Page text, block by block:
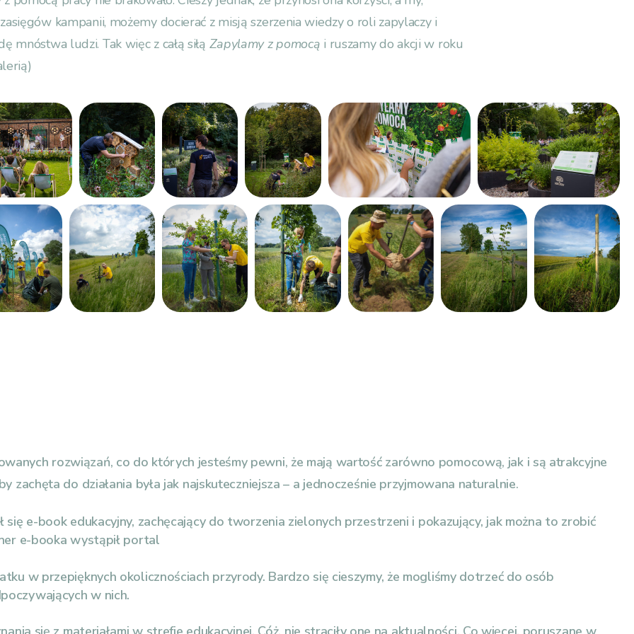
kampanii, możemy docierać z misją szerzenia wiedzy o roli zapylaczy i
mnóstwa ludzi. Tak więc z całą siłą Zapylamy z pomocą i ruszamy do akcji w roku
rozwiązań, co do których jesteśmy pewni, że mają wartość zarówno pomocową, jak i są atrakcyjne
zachęta do działania była jak najskuteczniejsza – a jednocześnie przyjmowana naturalnie.
e-book edukacyjny, zachęcający do tworzenia zielonych przestrzeni i pokazujący, jak można to zrobić
e-booka wystąpił portal
w przepięknych okolicznościach przyrody. Bardzo się cieszymy, że mogliśmy dotrzeć do osób
w nich.